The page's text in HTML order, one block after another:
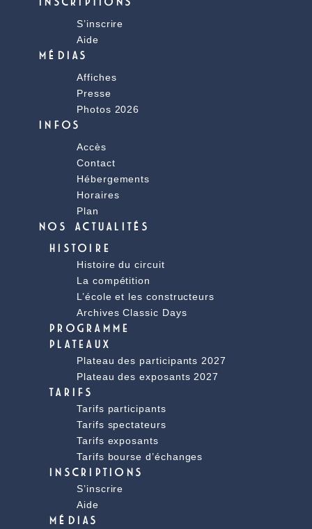
INSCRIPTIONS
S’inscrire
Aide
MÉDIAS
Affiches
Presse
Photos 2026
INFOS
Accès
Contact
Hébergements
Horaires
Plan
NOS ACTUALITÉS
HISTOIRE
Histoire du circuit
La compétition
L’école et les constructeurs
Archives Classic Days
PROGRAMME
PLATEAUX
Plateau des participants 2027
Plateau des exposants 2027
TARIFS
Tarifs participants
Tarifs spectateurs
Tarifs exposants
Tarifs bourse d’échanges
INSCRIPTIONS
S’inscrire
Aide
MÉDIAS